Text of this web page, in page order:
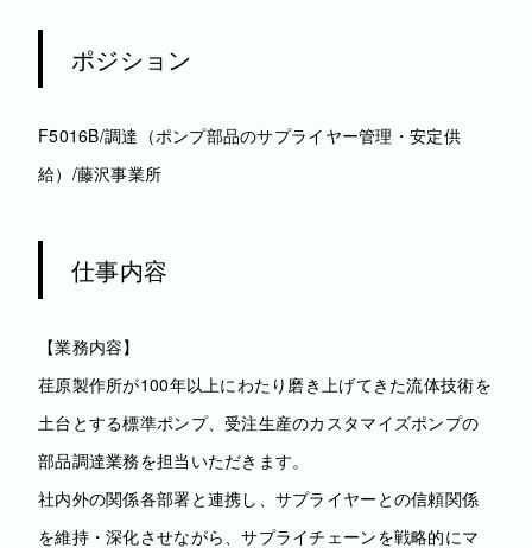
ポジション
F5016B/調達（ポンプ部品のサプライヤー管理・安定供
給）/藤沢事業所
仕事内容
【業務内容】
荏原製作所が100年以上にわたり磨き上げてきた流体技術を
土台とする標準ポンプ、受注生産のカスタマイズポンプの
部品調達業務を担当いただきます。
社内外の関係各部署と連携し、サプライヤーとの信頼関係
を維持・深化させながら、サプライチェーンを戦略的にマ